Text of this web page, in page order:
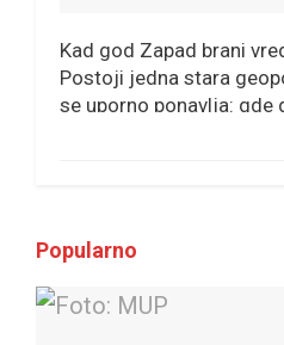
Kad god Zapad brani
Postoji jedna stara
se uporno ponavlja: gde
Popularno